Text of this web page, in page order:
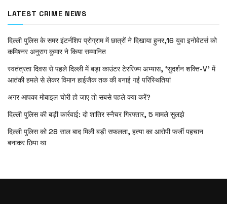
LATEST CRIME NEWS
दिल्ली पुलिस के समर इंटर्नशिप प्रोग्राम में छात्रों ने दिखाया हुनर,16 युवा इनोवेटर्स को
कमिश्नर अनुराग कुमार ने किया सम्मानित
स्वतंत्रता दिवस से पहले दिल्ली में बड़ा काउंटर टेररिज्म अभ्यास, ‘सुदर्शन शक्ति-V’ में
आतंकी हमले से लेकर विमान हाईजैक तक की बनाई गईं परिस्थितियां
अगर आपका मोबाइल चोरी हो जाए तो सबसे पहले क्या करें?
दिल्ली पुलिस की बड़ी कार्रवाई: दो शातिर स्नैचर गिरफ्तार, 5 मामले सुलझे
दिल्ली पुलिस को 28 साल बाद मिली बड़ी सफलता, हत्या का आरोपी फर्जी पहचान
बनाकर छिपा था